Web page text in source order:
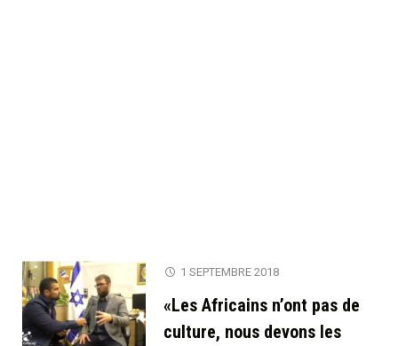
1 SEPTEMBRE 2018
«Les Africains n’ont pas de
culture, nous devons les